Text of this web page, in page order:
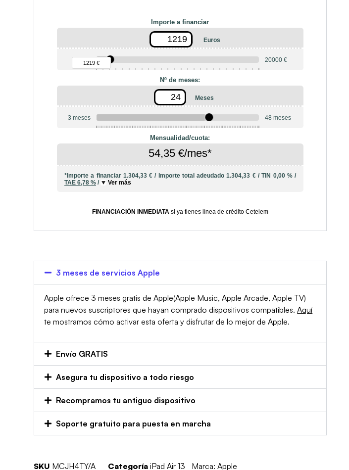
Importe a financiar
Euros
90 €1219 € 20000 €
Nº de meses:
Meses
3 meses 48 meses
Mensualidad/cuota:
54,35 €/mes*
*Importe a financiar 1.304,33 € / Importe total adeudado1.304,33 €/TIN 0,00 %/
TAE 6,78 %/ Ver más
FINANCIACIÓN INMEDIATAsi ya tienes línea de crédito Cetelem
3 meses de servicios Apple
Apple ofrece 3 meses gratis de Apple(Apple Music, Apple Arcade, Apple TV)
para nuevos suscriptores que hayan comprado dispositivos compatibles.Aquí
te mostramos cómo activar esta oferta y disfrutar de lo mejor de Apple.
Envío GRATIS
Asegura tu dispositivo a todo riesgo
Recompramos tu antiguo dispositivo
Soporte gratuito para puesta en marcha
SKU MCJH4TY/A Categoría iPad Air 13 Marca: Apple